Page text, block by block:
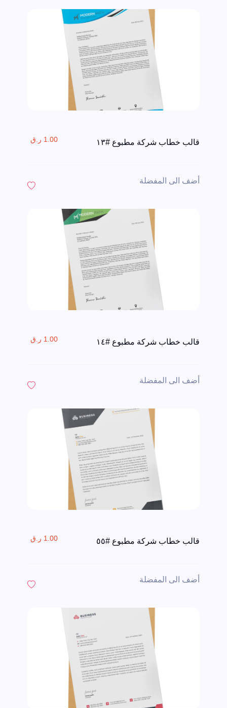
قالب خطاب شركة مطبوع #١٣ 1.00 ر.ق
أضف الى المفضلة
قالب خطاب شركة مطبوع #١٤ 1.00 ر.ق
أضف الى المفضلة
قالب خطاب شركة مطبوع #٥٥ 1.00 ر.ق
أضف الى المفضلة